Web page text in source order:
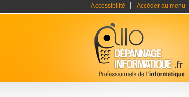
Accessibilité Accéder au menu